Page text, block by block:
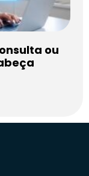
ou